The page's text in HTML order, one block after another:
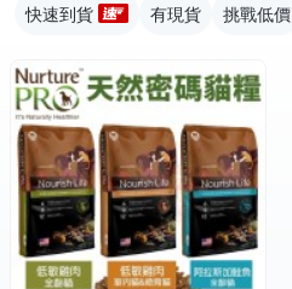
快速到貨 有現貨 挑戰低價